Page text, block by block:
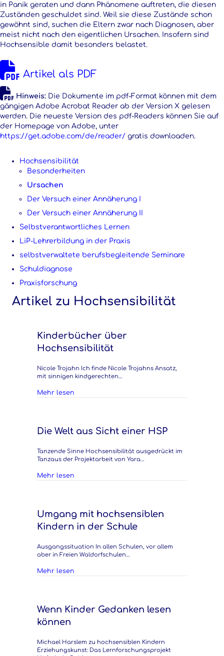
in Panik geraten und dann Phänomene auftreten, die diesen
Zuständen geschuldet sind. Weil sie diese Zustände schon
gewöhnt sind, suchen die Eltern zwar nach Diagnosen, aber
meist nicht nach den eigentlichen Ursachen. Insofern sind
Hochsensible damit besonders belastet.
Artikel als PDF
Hinweis: Die Dokumente im pdf-Format können mit dem
gängigen Adobe Acrobat Reader ab der Version X gelesen
werden. Die neueste Version des pdf-Readers können Sie auf
der Homepage von Adobe, unter
https://get.adobe.com/de/reader/ gratis downloaden.
Hochsensibilität
Besonderheiten
Ursachen
Der Versuch einer Annäherung I
Der Versuch einer Annäherung II
Selbstverantwortliches Lernen
LiP-Lehrerbildung in der Praxis
selbstverwaltete berufsbegleitende Seminare
Schuldiagnose
Praxisforschung
Artikel zu Hochsensibilität
Kinderbücher über
Hochsensibilität
Nicole Trojahn Ich finde Nicole Trojahns Ansatz,
mit sinnigen kindgerechten…
Mehr lesen
Die Welt aus Sicht einer HSP
Tanzende Sinne Hochsensibilität ausgedrückt im
Tanzaus der Projektarbeit von Yara…
Mehr lesen
Umgang mit hochsensiblen
Kindern in der Schule
Ausgangssituation In allen Schulen, vor allem
aber in Freien Waldorfschulen…
Mehr lesen
Wenn Kinder Gedanken lesen
können
Michael Harslem zu hochsensiblen Kindern
Erziehungskunst: Das Lernforschungsprojekt